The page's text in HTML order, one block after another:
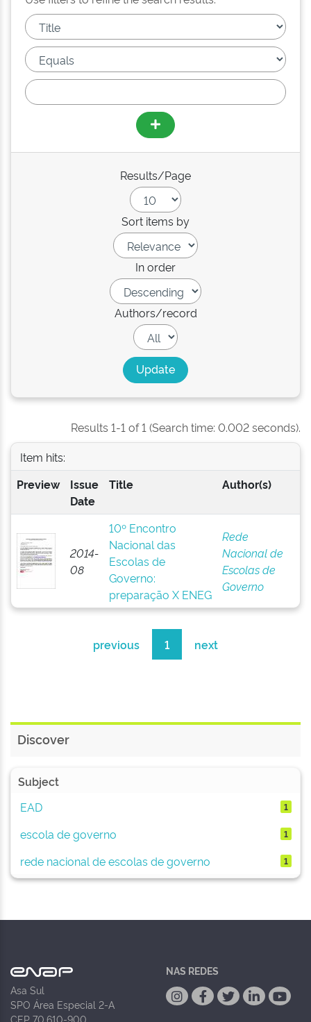
Results/Page
Sort items by
In order
Authors/record
Results 1-1 of 1 (Search time: 0.002 seconds).
Item hits:
Preview
Issue
Date
Title Author(s)
2014-
08
10º Encontro
Nacional das
Escolas de
Governo:
preparação X ENEG
Rede
Nacional de
Escolas de
Governo
previous 1 next
Discover
Subject
EAD
1
escola de governo 1
rede nacional de escolas de governo 1
Asa Sul
SPO Área Especial 2-A
CEP 70.610-900
NAS REDES